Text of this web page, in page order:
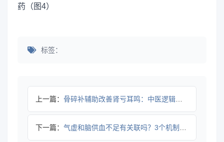
标签：
上一篇： 骨碎补辅助改善肾亏耳鸣：中医逻辑与使用指南
下一篇： 气虚和脑供血不足有关联吗？3个机制揭秘